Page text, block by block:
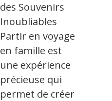
des Souvenirs
Inoubliables
Partir en voyage
en famille est
une expérience
précieuse qui
permet de créer